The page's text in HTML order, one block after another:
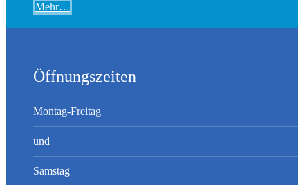
Mehr…
Öffnungszeiten
Montag-Freitag
und
Samstag